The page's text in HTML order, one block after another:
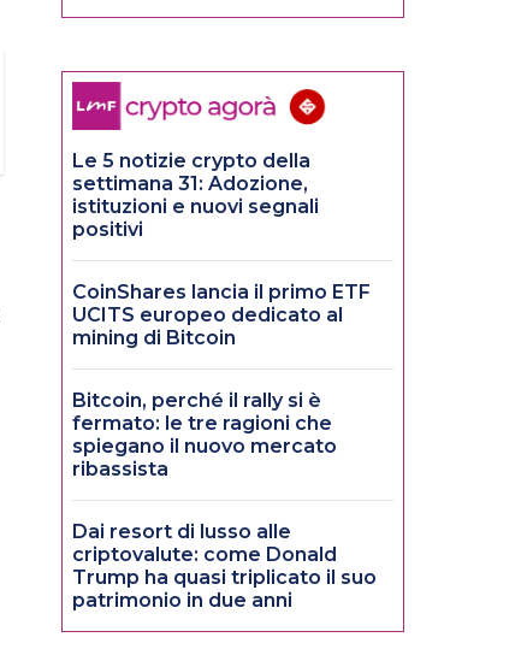
Le 5 notizie crypto della
settimana 31: Adozione,
istituzioni e nuovi segnali
positivi
CoinShares lancia il primo ETF
UCITS europeo dedicato al
mining di Bitcoin
Bitcoin, perché il rally si è
fermato: le tre ragioni che
spiegano il nuovo mercato
ribassista
Dai resort di lusso alle
criptovalute: come Donald
Trump ha quasi triplicato il suo
patrimonio in due anni